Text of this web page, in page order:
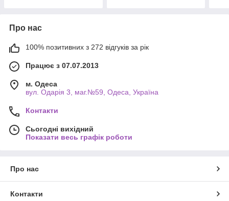
Про нас
100% позитивних з 272 відгуків за рік
Працює з 07.07.2013
м. Одеса
вул. Одарiя 3, маг.№59, Одеса, Україна
Контакти
Сьогодні вихідний
Показати весь графік роботи
Про нас
Контакти